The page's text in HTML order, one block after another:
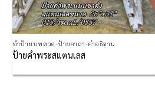
ทำป้ายบทสวด-ป้ายคาถา-คำอธิฐาน
ป้ายคำพระสแตนเลส